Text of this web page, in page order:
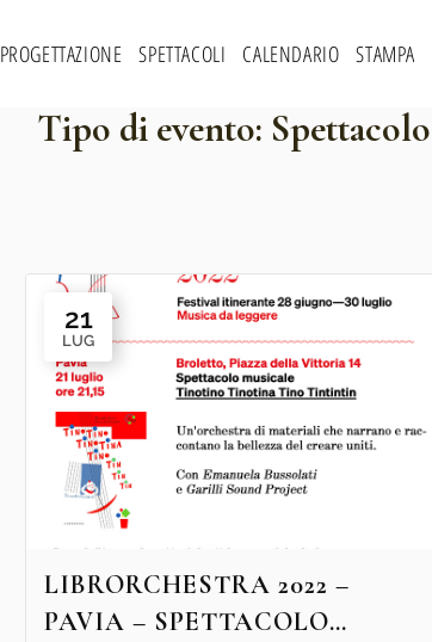
PROGETTAZIONE SPETTACOLI CALENDARIO STAMPA
Tipo di evento: Spettacolo
21
LUG
LIBRORCHESTRA 2022 –
PAVIA – SPETTACOLO